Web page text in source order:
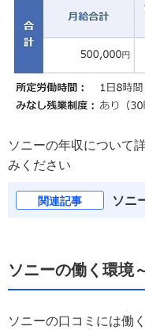
ソニーの年収について
みください
関連記事 ソニ
ソニーの働く環境
ソニーの口コミには働